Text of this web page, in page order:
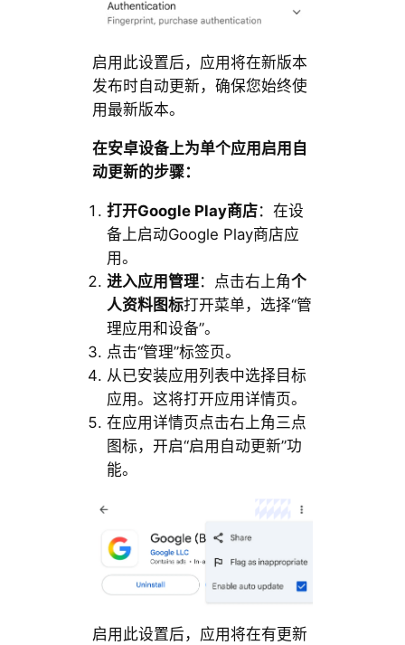
启用此设置后，应用将在新版本
发布时自动更新，确保您始终使
用最新版本。
在安卓设备上为单个应用启用自
动更新的步骤：
打开Google Play商店：在设
备上启动Google Play商店应
用。
进入应用管理：点击右上角个
人资料图标打开菜单，选择“管
理应用和设备”。
点击“管理”标签页。
从已安装应用列表中选择目标
应用。这将打开应用详情页。
在应用详情页点击右上角三点
图标，开启“启用自动更新”功
能。
启用此设置后，应用将在有更新